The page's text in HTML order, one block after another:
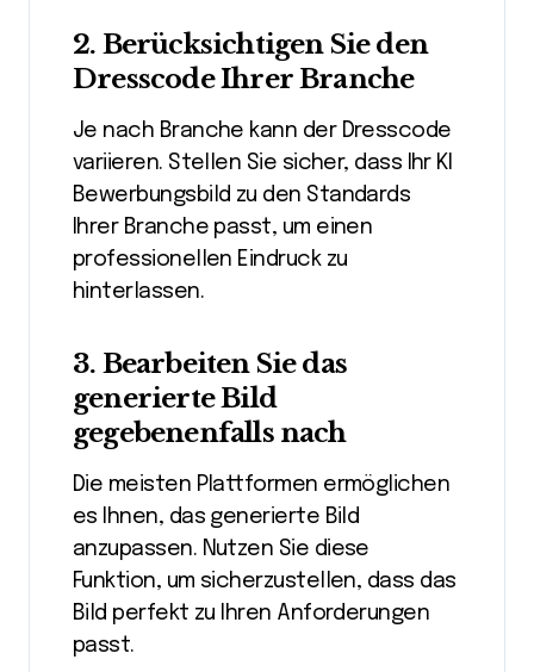
2. Berücksichtigen Sie den
Dresscode Ihrer Branche
Je nach Branche kann der Dresscode
variieren. Stellen Sie sicher, dass Ihr KI
Bewerbungsbild zu den Standards
Ihrer Branche passt, um einen
professionellen Eindruck zu
hinterlassen.
3. Bearbeiten Sie das
generierte Bild
gegebenenfalls nach
Die meisten Plattformen ermöglichen
es Ihnen, das generierte Bild
anzupassen. Nutzen Sie diese
Funktion, um sicherzustellen, dass das
Bild perfekt zu Ihren Anforderungen
passt.